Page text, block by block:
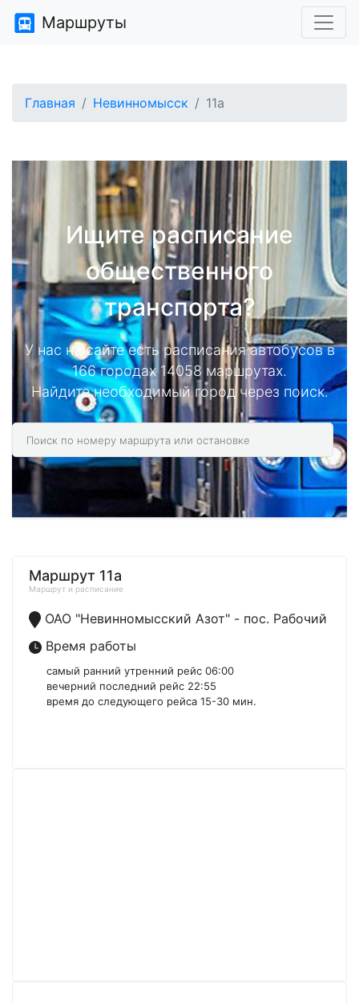
Маршруты
Главная Невинномысск 11а
Ищите расписание
общественного
транспорта?
У нас на сайте есть расписания автобусов в
166 городах 14058 маршрутах.
Найдите необходимый город через поиск.
Маршрут 11а
Маршрут и расписание
ОАО "Невинномысский Азот" - пос. Рабочий
Время работы
самый ранний утренний рейс 06:00
вечерний последний рейс 22:55
время до следующего рейса 15-30 мин.